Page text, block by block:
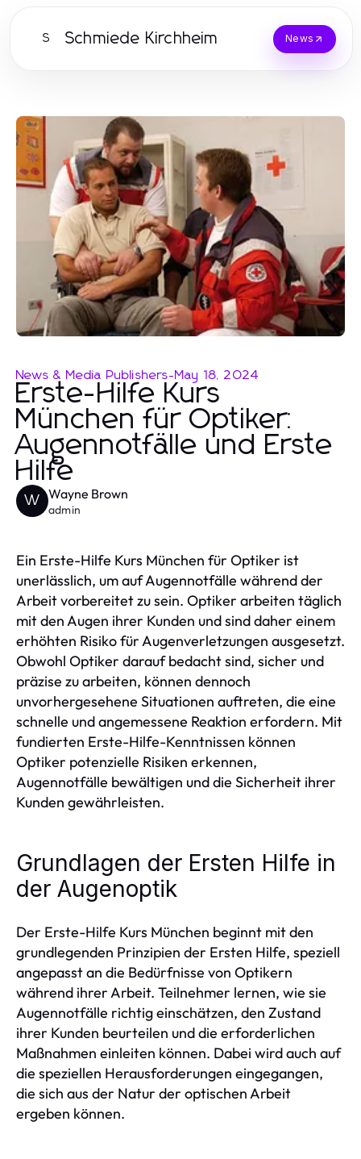
S Schmiede Kirchheim News
News & Media Publishers-May 18, 2024
Erste-Hilfe Kurs
München für Optiker:
Augennotfälle und Erste
Hilfe
W Wayne Brown
admin
Ein Erste-Hilfe Kurs München für Optiker ist
unerlässlich, um auf Augennotfälle während der
Arbeit vorbereitet zu sein. Optiker arbeiten täglich
mit den Augen ihrer Kunden und sind daher einem
erhöhten Risiko für Augenverletzungen ausgesetzt.
Obwohl Optiker darauf bedacht sind, sicher und
präzise zu arbeiten, können dennoch
unvorhergesehene Situationen auftreten, die eine
schnelle und angemessene Reaktion erfordern. Mit
fundierten Erste-Hilfe-Kenntnissen können
Optiker potenzielle Risiken erkennen,
Augennotfälle bewältigen und die Sicherheit ihrer
Kunden gewährleisten.
Grundlagen der Ersten Hilfe in
der Augenoptik
Der Erste-Hilfe Kurs München beginnt mit den
grundlegenden Prinzipien der Ersten Hilfe, speziell
angepasst an die Bedürfnisse von Optikern
während ihrer Arbeit. Teilnehmer lernen, wie sie
Augennotfälle richtig einschätzen, den Zustand
ihrer Kunden beurteilen und die erforderlichen
Maßnahmen einleiten können. Dabei wird auch auf
die speziellen Herausforderungen eingegangen,
die sich aus der Natur der optischen Arbeit
ergeben können.